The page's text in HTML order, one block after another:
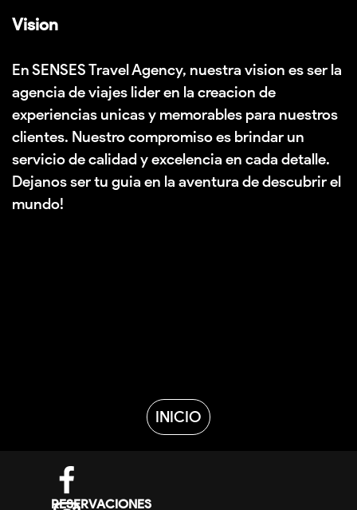
Vision
En SENSES Travel Agency, nuestra vision es ser la
agencia de viajes lider en la creacion de
experiencias unicas y memorables para nuestros
clientes. Nuestro compromiso es brindar un
servicio de calidad y excelencia en cada detalle.
Dejanos ser tu guia en la aventura de descubrir el
mundo!
INICIO
RESERVACIONES